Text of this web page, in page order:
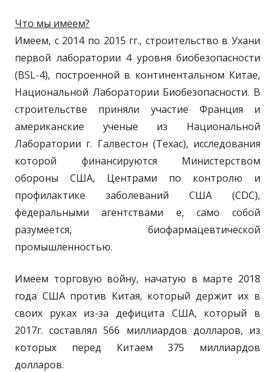
Что мы имеем?
Имеем, с 2014 по 2015 гг., строительство в Ухани
первой лаборатории 4 уровня биобезопасности
(BSL-4), построенной в континентальном Китае,
Национальной Лаборатории Биобезопасности. В
строительстве приняли участие Франция и
американские ученые из Национальной
Лаборатории г. Галвестон (Техас), исследования
которой финансируются Министерством
обороны США, Центрами по контролю и
профилактике заболеваний США (CDC),
федеральными агентствами е, само собой
разумеется, биофармацевтической
промышленностью.
Имеем торговую войну, начатую в марте 2018
года США против Китая, который держит их в
своих руках из-за дефицита США, который в
2017г. составлял 566 миллиардов долларов, из
которых перед Китаем 375 миллиардов
долларов.